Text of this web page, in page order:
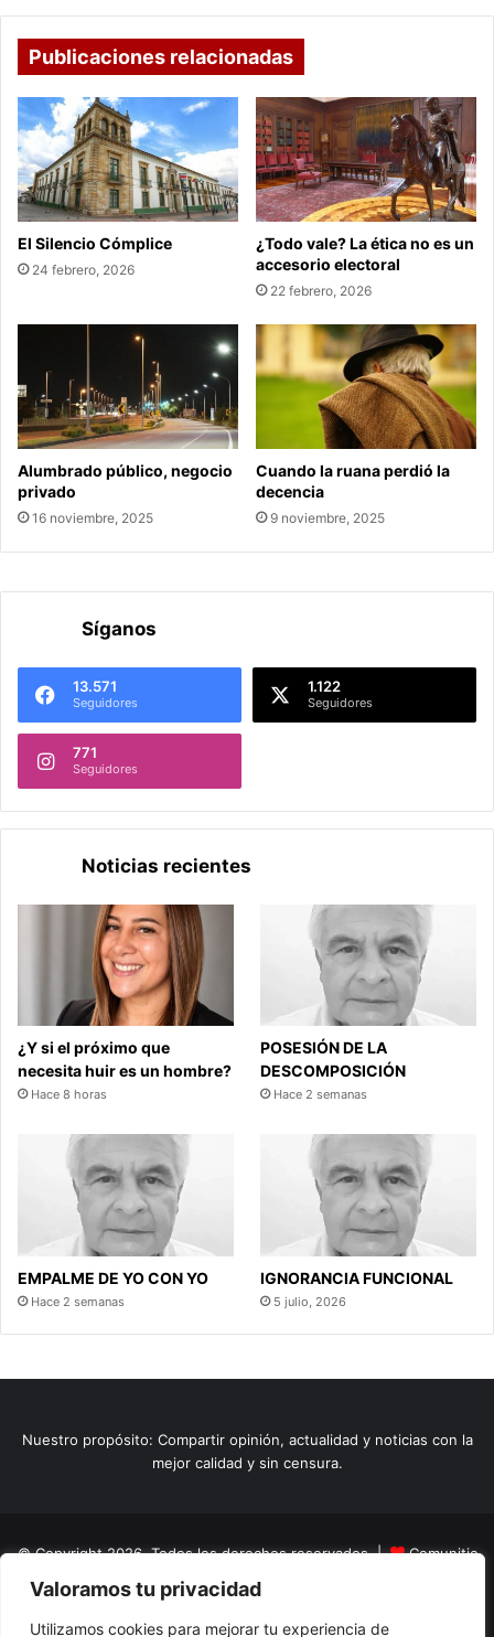
Valoramos tu privacidad
Utilizamos cookies para mejorar tu experiencia de
Publicaciones relacionadas
El Silencio Cómplice
24 febrero, 2026
¿Todo vale? La ética no es un
accesorio electoral
22 febrero, 2026
Alumbrado público, negocio
privado
16 noviembre, 2025
Cuando la ruana perdió la
decencia
9 noviembre, 2025
Síganos
13.571
Seguidores
1.122
Seguidores
771
Seguidores
Noticias recientes
¿Y si el próximo que
necesita huir es un hombre?
Hace 8 horas
POSESIÓN DE LA
DESCOMPOSICIÓN
Hace 2 semanas
EMPALME DE YO CON YO
Hace 2 semanas
IGNORANCIA FUNCIONAL
5 julio, 2026
Nuestro propósito: Compartir opinión, actualidad y noticias con la
mejor calidad y sin censura.
© Copyright 2026, Todos los derechos reservados |
Comunitic
SAS BICNit 901228106
Home
Actualidad Variedades Opinion Turismo